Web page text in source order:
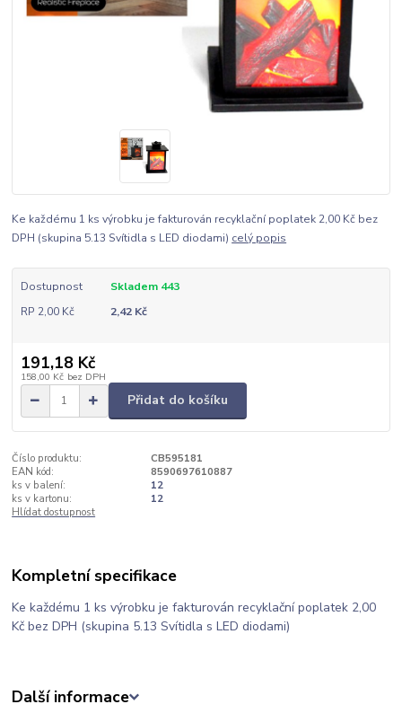
Ke každému 1 ks výrobku je fakturován recyklační poplatek 2,00 Kč bez
DPH (skupina 5.13 Svítidla s LED diodami) celý popis
Dostupnost
Skladem 443
RP 2,00 Kč
2,42 Kč
191,18 Kč
158,00 Kč bez DPH
Přidat do košíku
Číslo produktu:
CB595181
EAN kód:
8590697610887
ks v balení:
12
ks v kartonu:
12
Hlídat dostupnost
Kompletní specifikace
Ke každému 1 ks výrobku je fakturován recyklační poplatek 2,00
Kč bez DPH (skupina 5.13 Svítidla s LED diodami)
Další informace